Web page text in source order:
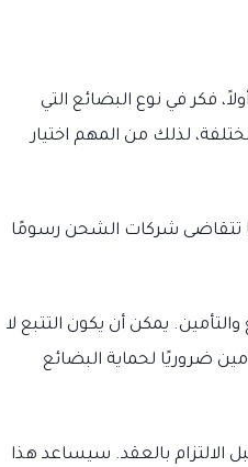
فكر في نوع البضائع التي
لذلك من المهم اختيار
تتقاضى شركات الشحن رسومًا
يمكن أن يكون التتبع لا
ضروريًا لحماية البضائع
الالتزام بالعقد. سيساعد هذا